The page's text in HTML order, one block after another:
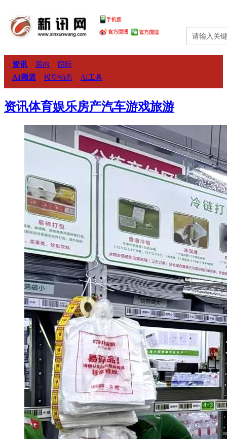
资讯 国内 国际
AI频道 模型动态 AI工具
新车 二手车
房产 新房 家居 二手房
游戏 网页游
攻略 爱旅行
财经 股市 理财
娱乐 明星 教育
资讯体育娱乐房产汽车游戏旅游